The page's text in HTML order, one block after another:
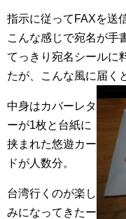
指示に従ってFAXを送
こんな感じで宛名が手
てっきり宛名シールに
たが、こんな風に届く
中身はカバーレタ
ーが1枚と台紙に
挟まれた悠遊カー
ドが人数分。
台湾行くのが楽し
みになってきたー